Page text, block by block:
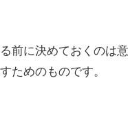
前に決めておくのは
ためのものです。